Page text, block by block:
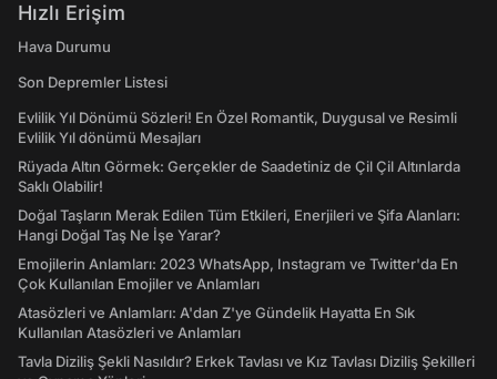
Hızlı Erişim
Hava Durumu
Son Depremler Listesi
Evlilik Yıl Dönümü Sözleri! En Özel Romantik, Duygusal ve Resimli
Evlilik Yıl dönümü Mesajları
Rüyada Altın Görmek: Gerçekler de Saadetiniz de Çil Çil Altınlarda
Saklı Olabilir!
Doğal Taşların Merak Edilen Tüm Etkileri, Enerjileri ve Şifa Alanları:
Hangi Doğal Taş Ne İşe Yarar?
Emojilerin Anlamları: 2023 WhatsApp, Instagram ve Twitter'da En
Çok Kullanılan Emojiler ve Anlamları
Atasözleri ve Anlamları: A'dan Z'ye Gündelik Hayatta En Sık
Kullanılan Atasözleri ve Anlamları
Tavla Diziliş Şekli Nasıldır? Erkek Tavlası ve Kız Tavlası Diziliş Şekilleri